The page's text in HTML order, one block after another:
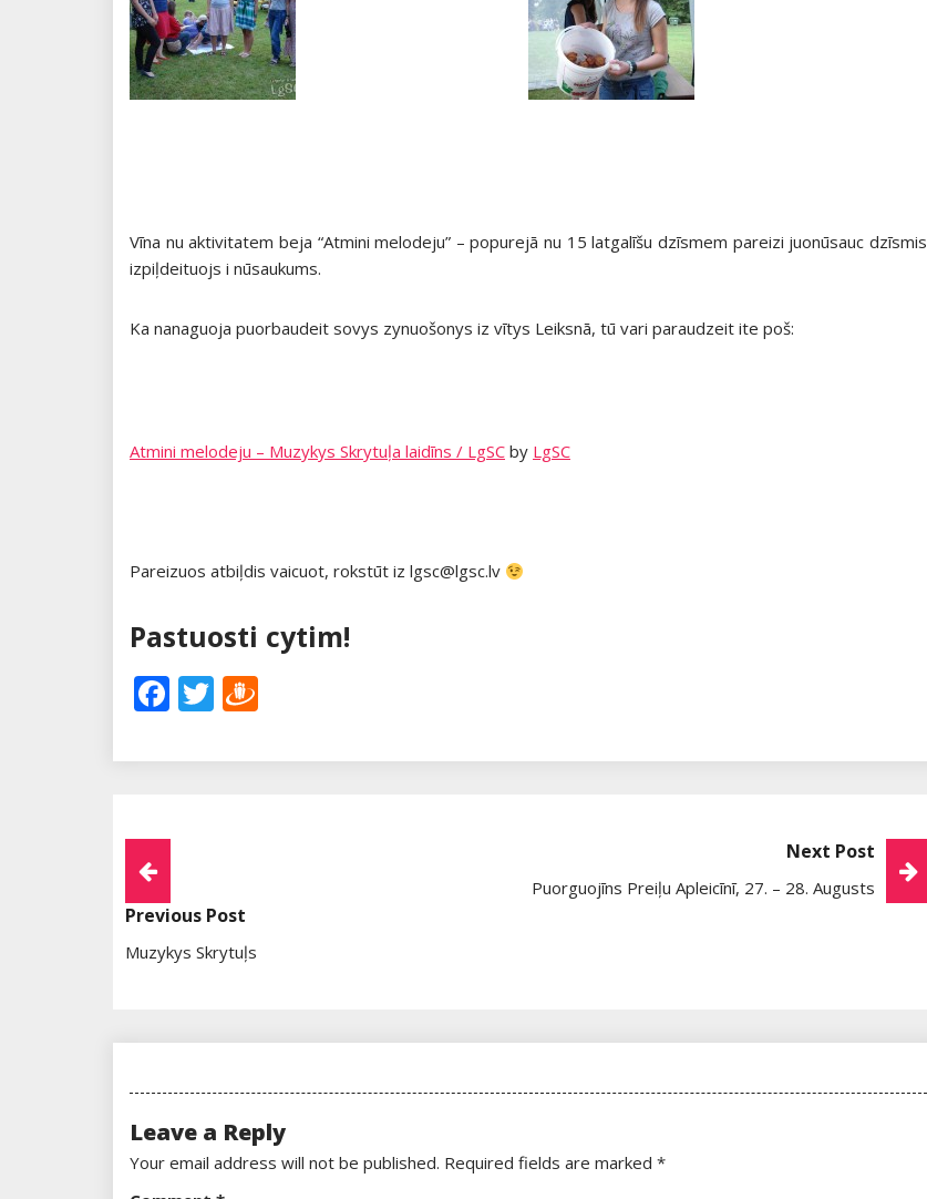
Vīna nu aktivitatem beja “Atmini melodeju” – popurejā nu 15 latgalīšu dzīsmem pareizi juonūsauc dzīsmis
izpiļdeituojs i nūsaukums.
Ka nanaguoja puorbaudeit sovys zynuošonys iz vītys Leiksnā, tū vari paraudzeit ite poš:
Atmini melodeju – Muzykys Skrytuļa laidīns / LgSC by LgSC
Pareizuos atbiļdis vaicuot, rokstūt iz lgsc@lgsc.lv
Pastuosti cytim!
Facebook
Twitter
Post
Navigation
Previous Post
Muzykys Skrytuļs
Next Post
Puorguojīns Preiļu Apleicīnī, 27. – 28. Augusts
Leave a Reply
Your email address will not be published. Required fields are marked *